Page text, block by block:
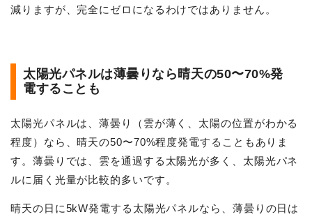
減りますが、完全にゼロになるわけではありません。
太陽光パネルは薄曇りなら晴天の50〜70%発
電することも
太陽光パネルは、薄曇り（雲が薄く、太陽の位置がわかる
程度）なら、晴天の50〜70%程度発電することもありま
す。薄曇りでは、雲を通過する太陽光が多く、太陽光パネ
ルに届く光量が比較的多いです。
晴天の日に5kW発電する太陽光パネルなら、薄曇りの日は